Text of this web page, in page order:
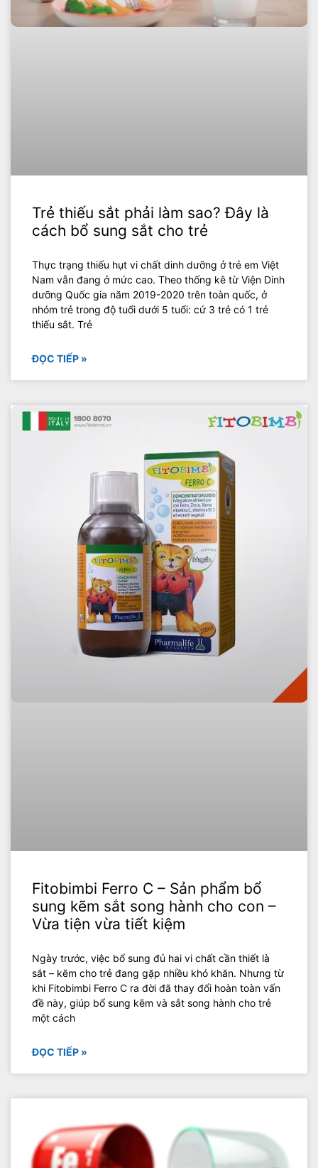
Trẻ thiếu sắt phải làm sao? Đây là
cách bổ sung sắt cho trẻ
Thực trạng thiếu hụt vi chất dinh dưỡng ở trẻ em Việt
Nam vẫn đang ở mức cao. Theo thống kê từ Viện Dinh
dưỡng Quốc gia năm 2019-2020 trên toàn quốc, ở
nhóm trẻ trong độ tuổi dưới 5 tuổi: cứ 3 trẻ có 1 trẻ
thiếu sắt. Trẻ
ĐỌC TIẾP »
Fitobimbi Ferro C – Sản phẩm bổ
sung kẽm sắt song hành cho con –
Vừa tiện vừa tiết kiệm
Ngày trước, việc bổ sung đủ hai vi chất cần thiết là
sắt – kẽm cho trẻ đang gặp nhiều khó khăn. Nhưng từ
khi Fitobimbi Ferro C ra đời đã thay đổi hoàn toàn vấn
đề này, giúp bổ sung kẽm và sắt song hành cho trẻ
một cách
ĐỌC TIẾP »